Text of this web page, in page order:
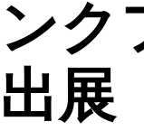
ンク
出展